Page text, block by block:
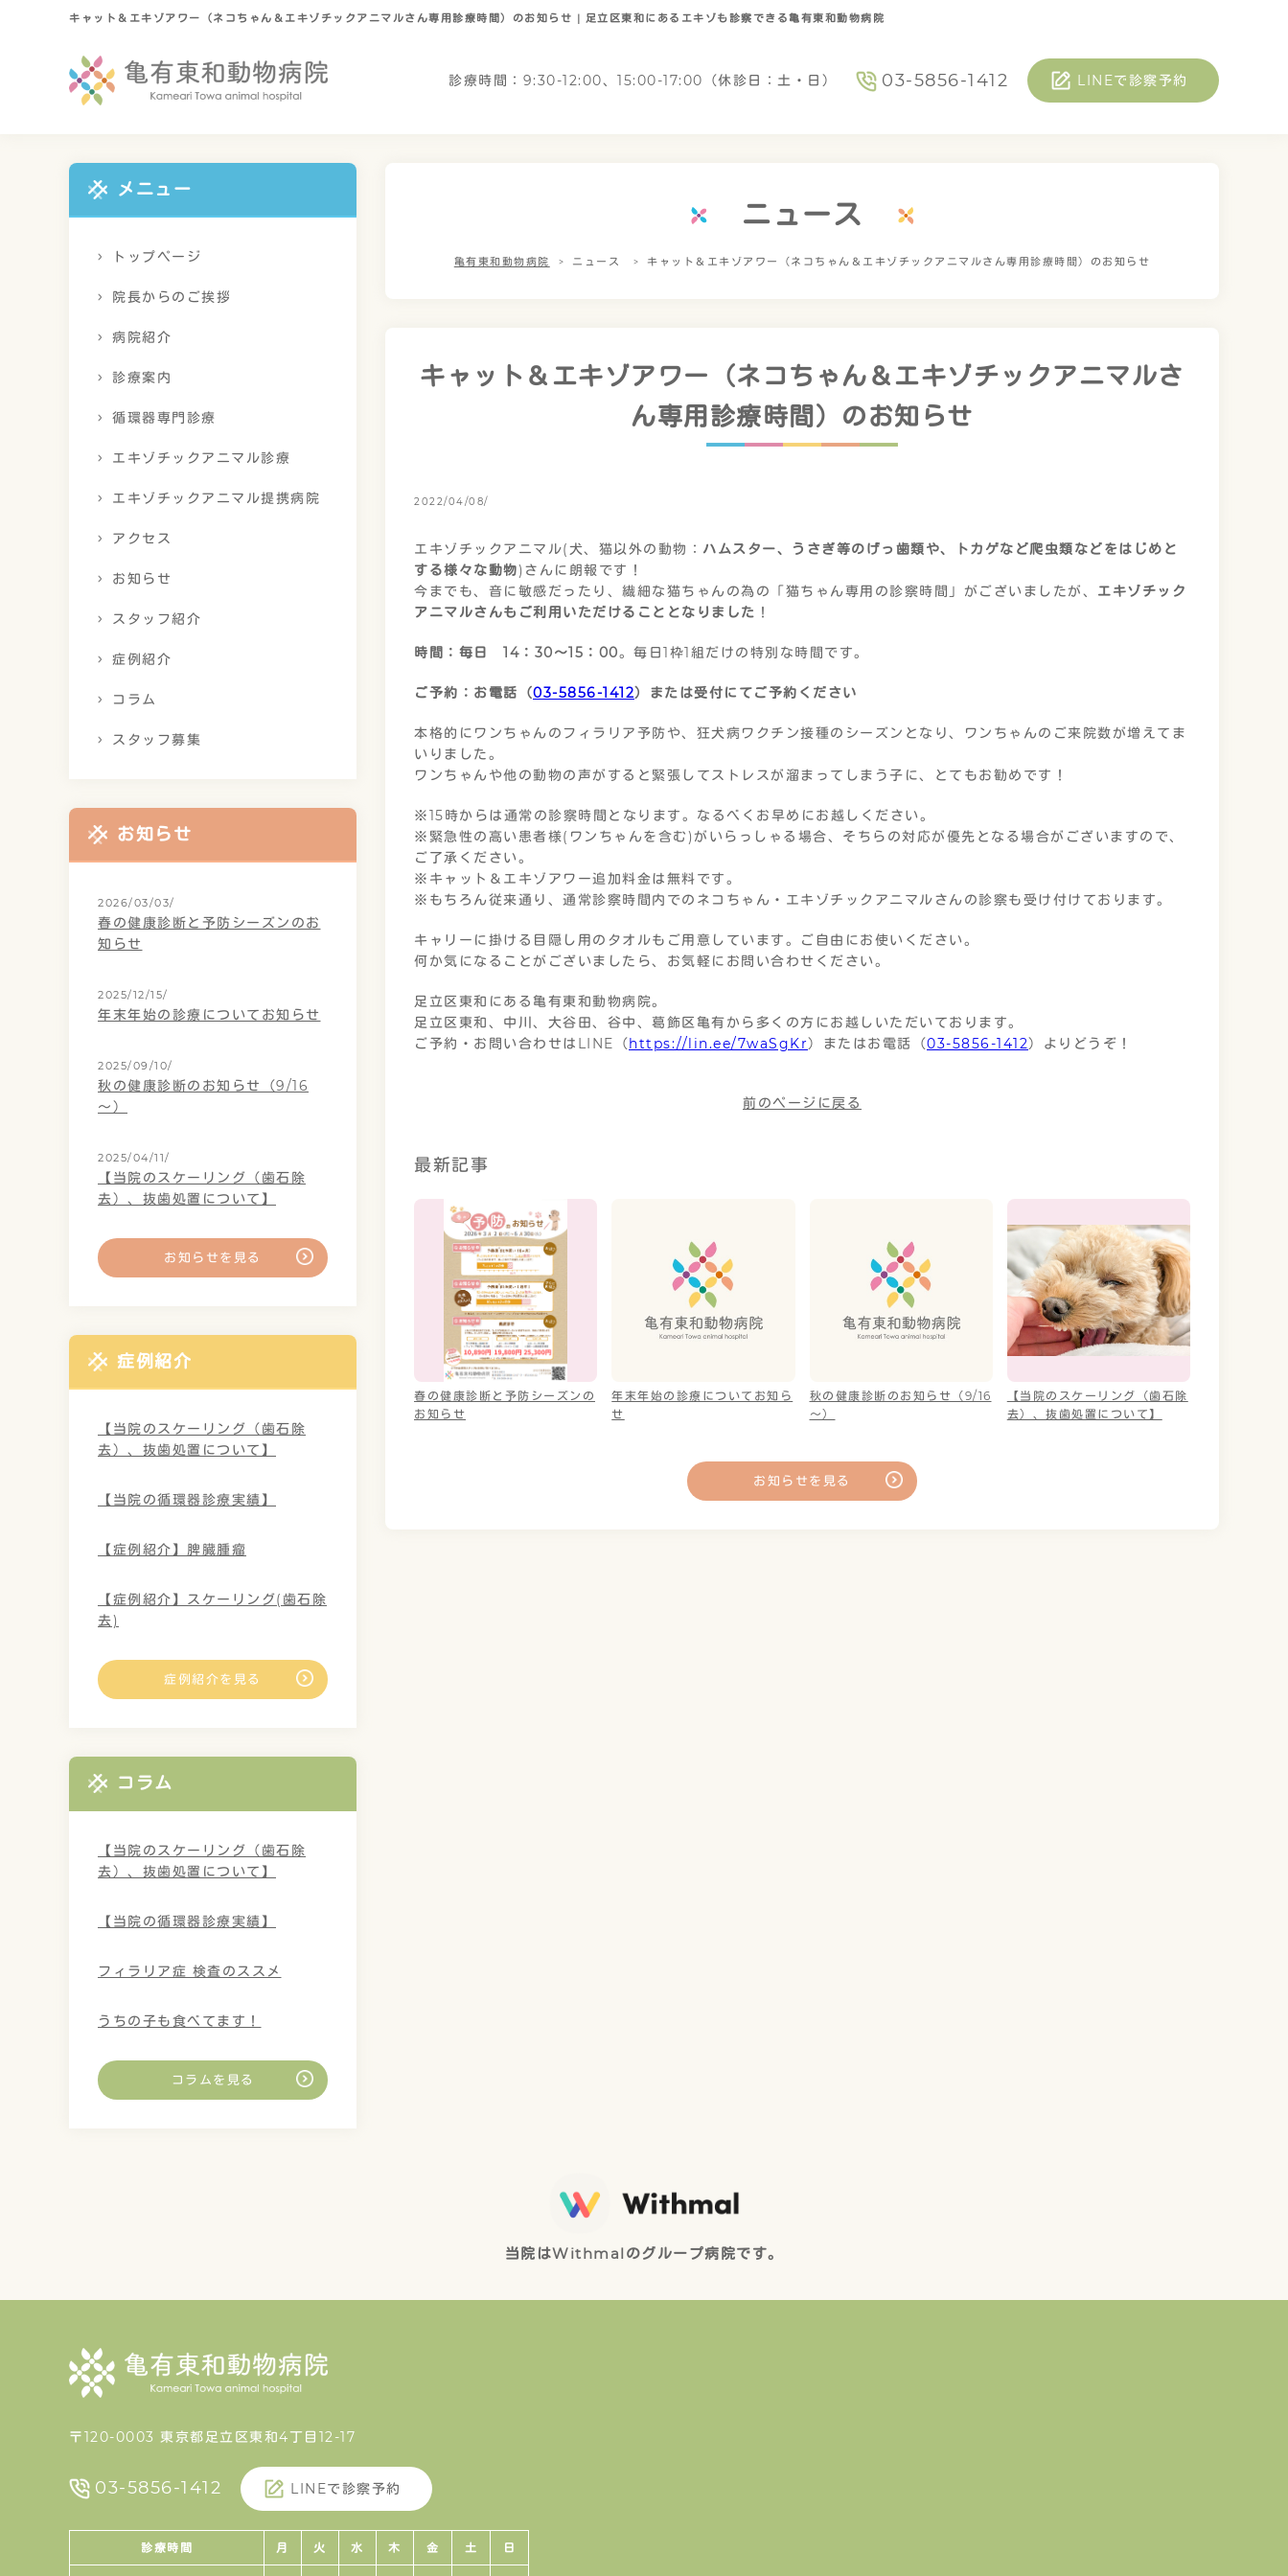
キャット＆エキゾアワー（ネコちゃん＆エキゾチックアニマルさん専用診療時間）のお知らせ | 足立区東和にあるエキゾも診察できる亀有東和動物病院
診療時間：9:30-12:00、15:00-17:00（休診日：土・日） 03-5856-1412 LINEで診察予約
ニュース
亀有東和動物病院 ニュース キャット＆エキゾアワー（ネコちゃん＆エキゾチックアニマルさん専用診療時間）のお知らせ
キャット＆エキゾアワー（ネコちゃん＆エキゾチックアニマルさ
ん専用診療時間）のお知らせ
2022/04/08/
エキゾチックアニマル(犬、猫以外の動物： ハムスター、うさぎ等のげっ歯類や、トカゲなど爬虫類などをはじめと
する様々な動物)さんに朗報です！
今までも、音に敏感だったり、繊細な猫ちゃんの為の「猫ちゃん専用の診察時間」がございましたが、 エキゾチック
アニマルさんもご利用いただけることとなりました ！
時間：毎日 14：30～15：00。毎日1枠1組だけの特別な時間です。
ご予約：お電話（03-5856-1412）または受付にてご予約ください
本格的にワンちゃんのフィラリア予防や、狂犬病ワクチン接種のシーズンとなり、ワンちゃんのご来院数が増えてま
いりました。
ワンちゃんや他の動物の声がすると緊張してストレスが溜まってしまう子に、とてもお勧めです！
※15時からは通常の診察時間となります。なるべくお早めにお越しください。
※緊急性の高い患者様(ワンちゃんを含む)がいらっしゃる場合、そちらの対応が優先となる場合がございますので、
ご了承ください。
※キャット＆エキゾアワー追加料金は無料です。
※もちろん従来通り、通常診察時間内でのネコちゃん・エキゾチックアニマルさんの診察も受け付けております。
キャリーに掛ける目隠し用のタオルもご用意しています。ご自由にお使いください。
何か気になることがございましたら、お気軽にお問い合わせください。
足立区東和にある亀有東和動物病院。
足立区東和、中川、大谷田、谷中、葛飾区亀有から多くの方にお越しいただいております。
ご予約・お問い合わせはLINE（https://lin.ee/7waSgKr）またはお電話（03-5856-1412）よりどうぞ！
前のページに戻る
最新記事
春の健康診断と予防シーズンの
お知らせ
年末年始の診療についてお知ら
せ
秋の健康診断のお知らせ（9/16
～）
【当院のスケーリング（歯石除
去）、抜歯処置について】
お知らせを見る
メニュー
トップページ
院長からのご挨拶
病院紹介
診療案内
循環器専門診療
エキゾチックアニマル診療
エキゾチックアニマル提携病院
アクセス
お知らせ
スタッフ紹介
症例紹介
コラム
スタッフ募集
お知らせ
2026/03/03/
春の健康診断と予防シーズンのお
知らせ
2025/12/15/
年末年始の診療についてお知らせ
2025/09/10/
秋の健康診断のお知らせ（9/16
～）
2025/04/11/
【当院のスケーリング（歯石除
去）、抜歯処置について】
お知らせを見る
症例紹介
【当院のスケーリング（歯石除
去）、抜歯処置について】
【当院の循環器診療実績】
【症例紹介】脾臓腫瘤
【症例紹介】スケーリング(歯石除
去)
症例紹介を見る
コラム
【当院のスケーリング（歯石除
去）、抜歯処置について】
【当院の循環器診療実績】
フィラリア症 検査のススメ
うちの子も食べてます！
コラムを見る
当院はWithmalのグループ病院です。
〒120-0003 東京都足立区東和4丁目12-17
03-5856-1412 LINEで診察予約
診療時間 月 火 水 木 金 土 日